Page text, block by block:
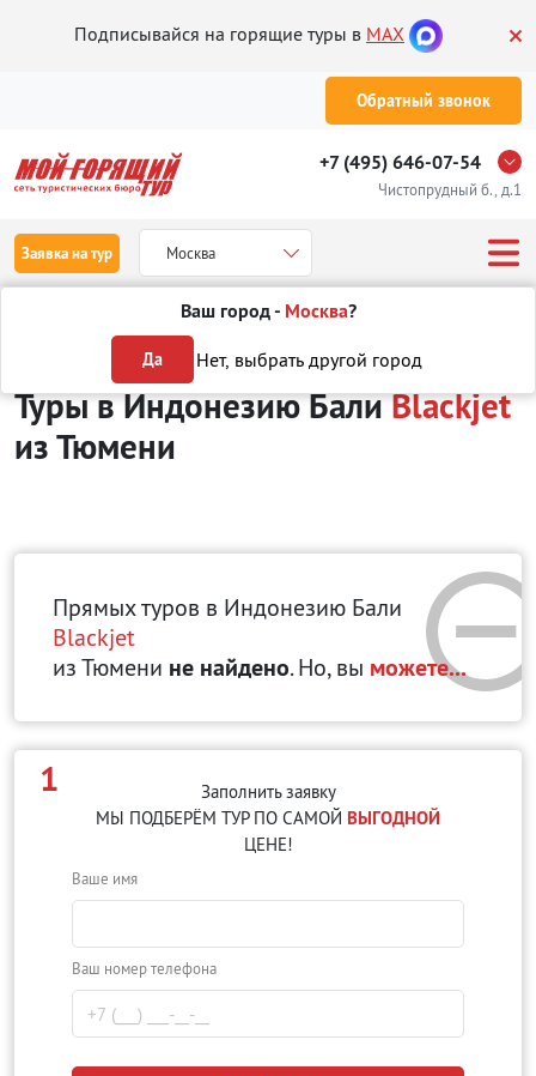
Подписывайся на горящие туры в MAX
Обратный звонок
+7 (495) 646-07-54
Чистопрудный б., д.1
Заявка на тур Москва
Ваш город - Москва?
Да Нет, выбрать другой город
Отдых в Индонезии о. Бали
Туры в Индонезию БалиBlackjet
из Тюмени
Прямых туров в Индонезию Бали
Blackjet
из Тюмени не найдено. Но, вы можете...
1
Заполнить заявку
МЫ ПОДБЕРЁМ ТУР ПО САМОЙ ВЫГОДНОЙ
ЦЕНЕ!
Ваше имя
Ваш номер телефона